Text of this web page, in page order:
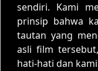
sendiri. Kami
prinsip bahwa
tautan yang
asli film
hati-hati dan